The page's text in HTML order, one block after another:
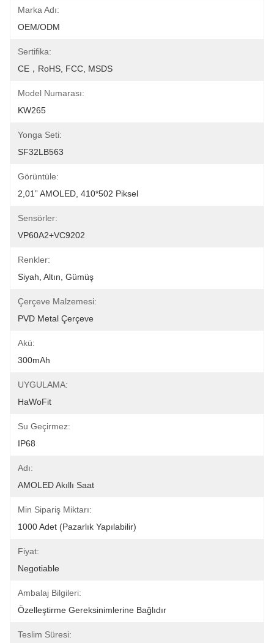
Marka Adı:
OEM/ODM
Sertifika:
CE，RoHS, FCC, MSDS
Model Numarası:
KW265
Yonga Seti:
SF32LB563
Görüntüle:
2,01” AMOLED, 410*502 Piksel
Sensörler:
VP60A2+VC9202
Renkler:
Siyah, Altın, Gümüş
Çerçeve Malzemesi:
PVD Metal Çerçeve
Akü:
300mAh
UYGULAMA:
HaWoFit
Su Geçirmez:
IP68
Adı:
AMOLED Akıllı Saat
Min Sipariş Miktarı:
1000 Adet (pazarlık Yapılabilir)
Fiyat:
Negotiable
Ambalaj Bilgileri:
Özelleştirme Gereksinimlerine Bağlıdır
Teslim Süresi: